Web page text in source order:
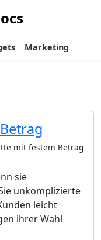
Marketing
mit festem Betrag
sie
unkomplizierte
leicht
ihrer Wahl